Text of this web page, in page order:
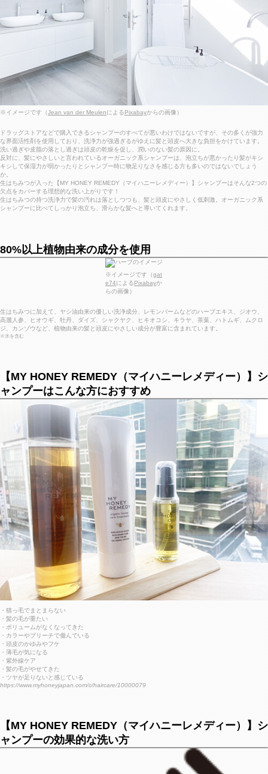
※イメージです（Jean van der MeulenによるPixabayからの画像）
ドラッグストアなどで購入できるシャンプーのすべてが悪いわけではないですが、その多くが強力
な界面活性剤を使用しており、洗浄力が強過ぎるがゆえに髪と頭皮へ大きな負担をかけています。
洗い過ぎや皮脂の落とし過ぎは頭皮の乾燥を促し、潤いのない髪の原因に。
反対に、髪にやさしいと言われているオーガニック系シャンプーは、泡立ちが悪かったり髪がキシ
キシして保湿力が弱かったりとシャンプー時に物足りなさを感じる方も多いのではないでしょう
か。
生はちみつが入った【MY HONEY REMEDY（マイハニーレメディー）】シャンプーはそんな2つの
欠点をカバーする理想的な洗い上がりです！
生はちみつの持つ洗浄力で髪の汚れは落としつつも、髪と頭皮にやさしく低刺激。オーガニック系
シャンプーに比べてしっかり泡立ち、滑らかな髪へと導いてくれます。
80%以上植物由来の成分を使用
※イメージです（gat
e74によるPixabayか
らの画像）
生はちみつに加えて、ヤシ油由来の優しい洗浄成分、レモンバームなどのハーブエキス、ジオウ、
高麗人参、ヒオウギ、牡丹、ダイズ、シャクヤク、ヒキオコシ、キラヤ、茶葉、ハトムギ、ムクロ
ジ、カンゾウなど、植物由来の髪と頭皮にやさしい成分が豊富に含まれています。
※水を含む
【MY HONEY REMEDY（マイハニーレメディー）】シ
ャンプーはこんな方におすすめ
・猫っ毛でまとまらない
・髪の毛が重たい
・ボリュームがなくなってきた
・カラーやブリーチで傷んでいる
・頭皮のかゆみやフケ
・薄毛が気になる
・紫外線ケア
・髪の毛がやせてきた
・ツヤが足りないと感じている
https://www.myhoneyjapan.com/c/haircare/10000079
【MY HONEY REMEDY（マイハニーレメディー）】シ
ャンプーの効果的な洗い方